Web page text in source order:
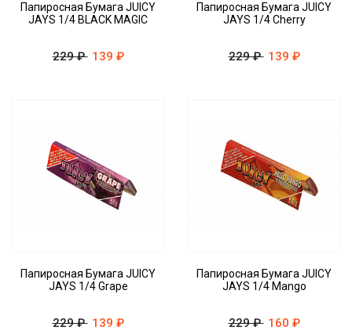
Папиросная Бумага JUICY
JAYS 1/4 BLACK MAGIC
229 ₽ 139 ₽
Папиросная Бумага JUICY
JAYS 1/4 Cherry
229 ₽ 139 ₽
Папиросная Бумага JUICY
JAYS 1/4 Grape
229 ₽ 139 ₽
Папиросная Бумага JUICY
JAYS 1/4 Mango
229 ₽ 160 ₽